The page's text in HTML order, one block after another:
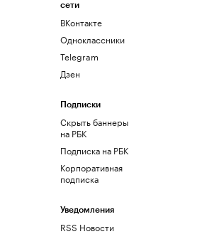
сети
ВКонтакте
Одноклассники
Telegram
Дзен
Подписки
Скрыть баннеры
на РБК
Подписка на РБК
Корпоративная
подписка
Уведомления
RSS Новости